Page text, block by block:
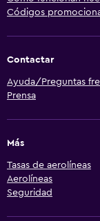
Códigos
Contactar
Ayuda/Preguntas
Prensa
Más
Tasas de aerolíneas
Aerolíneas
Seguridad